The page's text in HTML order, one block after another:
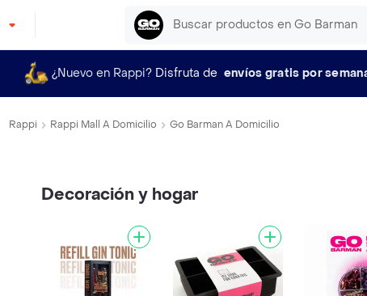
¿Nuevo en Rappi? Disfruta de envíos gratis por
Rappi Rappi Mall A Domicilio Go Barman A Domicilio
Decoración y hogar